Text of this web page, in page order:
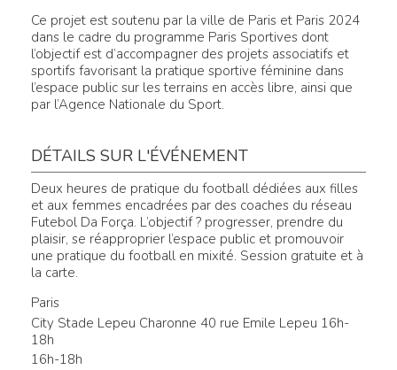
Ce projet est soutenu par la ville de Paris et Paris 2024
dans le cadre du programme Paris Sportives dont
l’objectif est d’accompagner des projets associatifs et
sportifs favorisant la pratique sportive féminine dans
l’espace public sur les terrains en accès libre, ainsi que
par l’Agence Nationale du Sport.
DÉTAILS SUR L'ÉVÉNEMENT
Deux heures de pratique du football dédiées aux filles
et aux femmes encadrées par des coaches du réseau
Futebol Da Força. L’objectif ? progresser, prendre du
plaisir, se réapproprier l’espace public et promouvoir
une pratique du football en mixité. Session gratuite et à
la carte.
Paris
City Stade Lepeu Charonne 40 rue Emile Lepeu 16h-
18h
16h-18h